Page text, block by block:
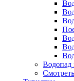
Водопад